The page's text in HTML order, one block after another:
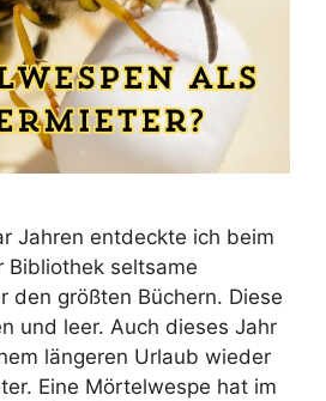
Jahren entdeckte ich beim
Bibliothek seltsame
den größten Büchern. Diese
und leer. Auch dieses Jahr
längeren Urlaub wieder
Eine Mörtelwespe hat im